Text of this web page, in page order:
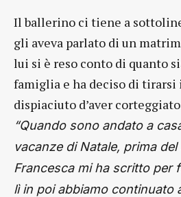
Il ballerino ci tiene a
gli aveva parlato di un
lui si è reso conto di quanto
famiglia e ha deciso di tirarsi
dispiaciuto d’aver
“Quando sono andato a
vacanze di Natale, prima
Francesca mi ha scritto per
lì in poi abbiamo continuato